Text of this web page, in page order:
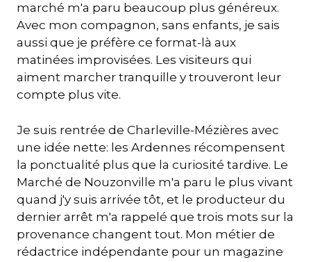
marché m'a paru beaucoup plus généreux.
Avec mon compagnon, sans enfants, je sais
aussi que je préfère ce format-là aux
matinées improvisées. Les visiteurs qui
aiment marcher tranquille y trouveront leur
compte plus vite.
Je suis rentrée de Charleville-Mézières avec
une idée nette: les Ardennes récompensent
la ponctualité plus que la curiosité tardive. Le
Marché de Nouzonville m'a paru le plus vivant
quand j'y suis arrivée tôt, et le producteur du
dernier arrêt m'a rappelé que trois mots sur la
provenance changent tout. Mon métier de
rédactrice indépendante pour un magazine